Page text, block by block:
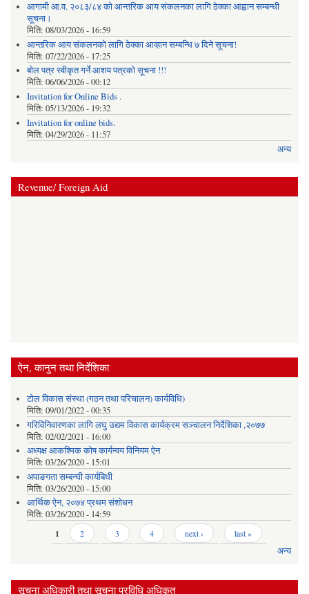
आगामी आ.व. २०८३/८४ को आन्तरिक आय संकलनका लागि ठेक्का आह्वान सम्बन्धी
सूचना।
मिति: 08/03/2026 - 16:59
आन्तरिक आय संकलनको लागि ठेक्‍का आव्हान सम्बन्धि ७ दिने सूचना!
मिति: 07/22/2026 - 17:25
बोल पत्र स्वीकृत गर्ने आशय पत्रको सूचना !!!
मिति: 06/06/2026 - 00:12
Invitation for Online Bids .
मिति: 05/13/2026 - 19:32
Invitation for online bids.
मिति: 04/29/2026 - 11:57
अन्य
Revenue/ Foreign Aid
ऐन, कानुन तथा निर्देशिका
टोल विकास संस्था (गठन तथा परिचालन) कार्यविधि)
मिति: 09/01/2022 - 00:35
गरिविनिवारणका लागि लघु उद्यम विकास कार्यक्रम सञ्चालन निर्देशिका ,२०७७
मिति: 02/02/2021 - 16:00
अध्यक्ष आकश्मिक कोष कार्यन्वय विनियम ऐन
मिति: 03/26/2020 - 15:01
अपाङगता सम्बन्घी कार्यबिधी
मिति: 03/26/2020 - 15:00
आर्थिक ऐन, २०७४ प्रथम संशोधन
मिति: 03/26/2020 - 14:59
1 2 3 4 next › last »
अन्य
सूचना अधिकारी तथा सूचना प्रविधि अधिकृत